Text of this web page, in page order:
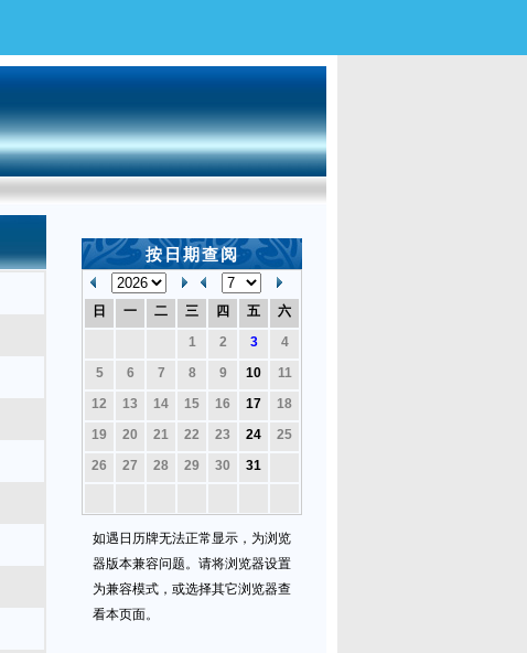
按日期查阅
日 一 二 三 四 五
六
1
2 3
4
5
6 7 8 9 10
11
12
13 14 15 16 17
18
19
20 21 22 23 24
25
26
27 28 29 30 31
如遇日历牌无法正常显示，为浏览
器版本兼容问题。请将浏览器设置
为兼容模式，或选择其它浏览器查
看本页面。